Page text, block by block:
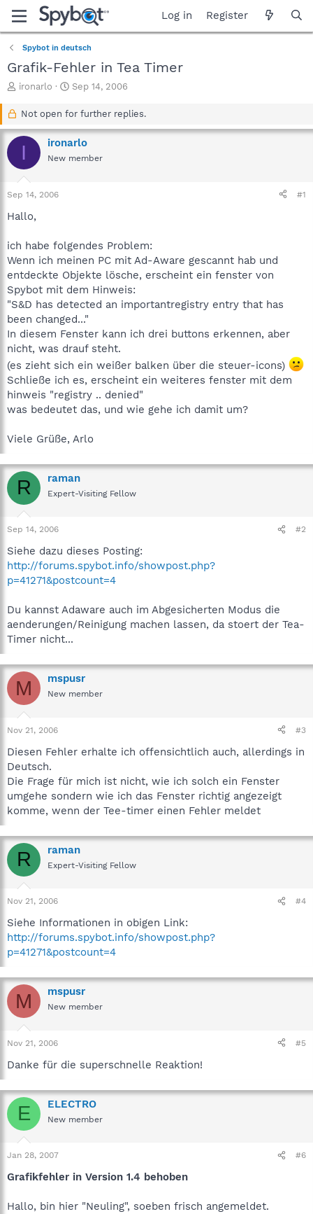
Log in Register
Spybot in deutsch
Grafik-Fehler in Tea Timer
T
a
d
s
r
t
ironarlo
S
a
t
d
a
Sep 14, 2006
Not open for further replies.
I ironarlo
New member
Sep 14, 2006 #1
Hallo,
ich habe folgendes Problem:
Wenn ich meinen PC mit Ad-Aware gescannt hab und
entdeckte Objekte lösche, erscheint ein fenster von
Spybot mit dem Hinweis:
"S&D has detected an importantregistry entry that has
been changed..."
In diesem Fenster kann ich drei buttons erkennen, aber
nicht, was drauf steht.
(es zieht sich ein weißer balken über die steuer-icons)
Schließe ich es, erscheint ein weiteres fenster mit dem
hinweis "registry .. denied"
was bedeutet das, und wie gehe ich damit um?
Viele Grüße, Arlo
R raman
Expert-Visiting Fellow
Sep 14, 2006 #2
Siehe dazu dieses Posting:
http://forums.spybot.info/showpost.php?
p=41271&postcount=4
Du kannst Adaware auch im Abgesicherten Modus die
aenderungen/Reinigung machen lassen, da stoert der Tea-
Timer nicht...
M mspusr
New member
Nov 21, 2006 #3
Diesen Fehler erhalte ich offensichtlich auch, allerdings in
Deutsch.
Die Frage für mich ist nicht, wie ich solch ein Fenster
umgehe sondern wie ich das Fenster richtig angezeigt
komme, wenn der Tee-timer einen Fehler meldet
R raman
Expert-Visiting Fellow
Nov 21, 2006 #4
Siehe Informationen in obigen Link:
http://forums.spybot.info/showpost.php?
p=41271&postcount=4
M mspusr
New member
Nov 21, 2006 #5
Danke für die superschnelle Reaktion!
E ELECTRO
New member
Jan 28, 2007 #6
Grafikfehler in Version 1.4 behoben
Hallo, bin hier "Neuling", soeben frisch angemeldet.